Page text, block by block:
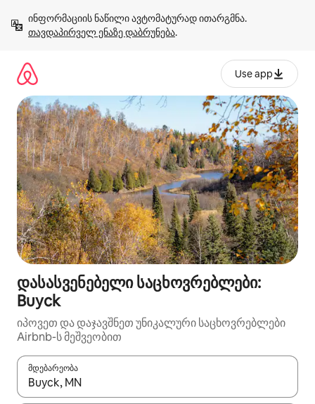
გადასვლა
თავდაპირველ ენაზე დაბრუნება.
Use app
დასასვენებელი საცხოვრებლები:
Buyck
იპოვეთ და დაჯავშნეთ უნიკალური საცხოვრებლები
Airbnb-ს მეშვეობით
მდებარეობა
როცა შედეგები ხელმისაწვდომი გახდება, ნავიგაციისთვის